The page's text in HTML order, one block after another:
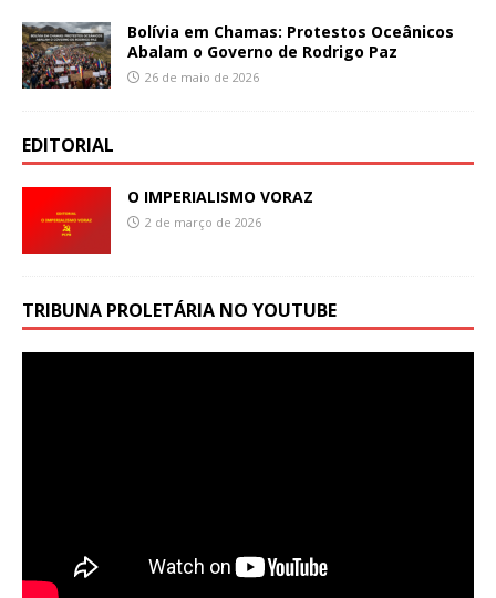
Bolívia em Chamas: Protestos Oceânicos
Abalam o Governo de Rodrigo Paz
26 de maio de 2026
EDITORIAL
O IMPERIALISMO VORAZ
2 de março de 2026
TRIBUNA PROLETÁRIA NO YOUTUBE